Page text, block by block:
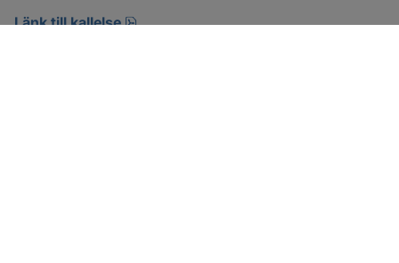
Länk till kallelse
pdf, öppnas i nytt fönster.